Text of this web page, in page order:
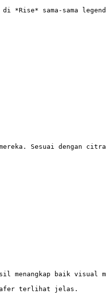
di *Rise* sama-sama
Sesuai dengan
menangkap baik visual
terlihat jelas.